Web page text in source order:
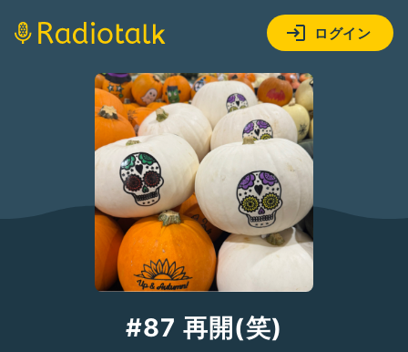
ログイン
#87 再開(笑)